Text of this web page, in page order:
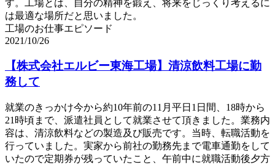
す。工場とは、自分の精神を鍛え、将来をじっくり考えるに
は最適な場所だと思いました。
工場のお仕事エピソード
2021/10/26
【株式会社エルビー東海工場】清涼飲料工場に勤
務して
就業のきっかけ今から約10年前の11月平日1日間、18時から
21時頃まで、派遣社員として就業させて頂きました。業務内
容は、清涼飲料などの製造及び販売です。当時、転職活動を
行っていました。実家から前社の勤務先まで電車通勤をして
いたので定期券が残っていたこと、午前中に就職活動後夕方